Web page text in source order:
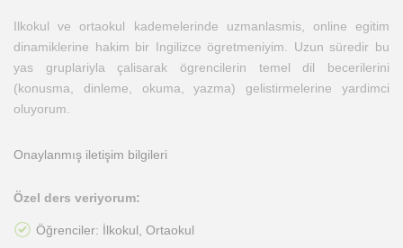
Ilkokul ve ortaokul kademelerinde uzmanlasmis, online egitim
dinamiklerine hakim bir Ingilizce ögretmeniyim. Uzun süredir bu
yas gruplariyla çalisarak ögrencilerin temel dil becerilerini
(konusma, dinleme, okuma, yazma) gelistirmelerine yardimci
oluyorum.
Onaylanmış iletişim bilgileri
Özel ders veriyorum:
Öğrenciler: İlkokul, Ortaokul